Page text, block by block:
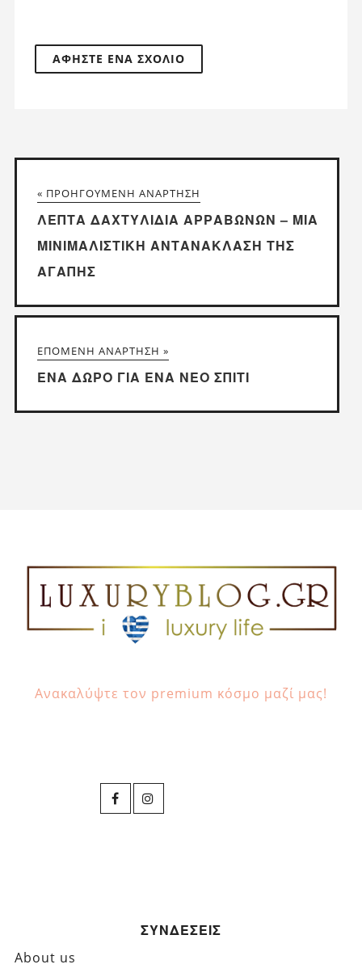
« ΠΡΟΗΓΟΎΜΕΝΗ ΑΝΆΡΤΗΣΗ
ΛΕΠΤΆ ΔΑΧΤΥΛΊΔΙΑ ΑΡΡΑΒΏΝΩΝ – ΜΙΑ
ΜΙΝΙΜΑΛΙΣΤΙΚΉ ΑΝΤΑΝΆΚΛΑΣΗ ΤΗΣ
ΑΓΆΠΗΣ
ΕΠΌΜΕΝΗ ΑΝΆΡΤΗΣΗ »
ΈΝΑ ΔΏΡΟ ΓΙΑ ΈΝΑ ΝΈΟ ΣΠΊΤΙ
Ανακαλύψτε τον premium κόσμο μαζί μας!
ΣΥΝΔΕΣΕΙΣ
About us